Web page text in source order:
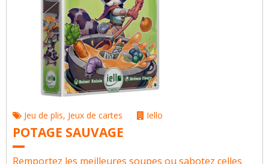
Jeu de plis, Jeux de cartes Iello
POTAGE SAUVAGE
Remportez les meilleures soupes ou sabotez celles